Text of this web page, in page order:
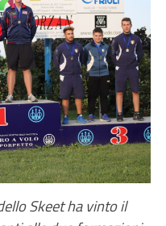
Skeet ha vinto il